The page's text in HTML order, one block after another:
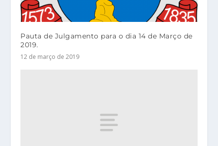
Pauta de Julgamento para o dia 14 de Março de
2019.
12 de março de 2019